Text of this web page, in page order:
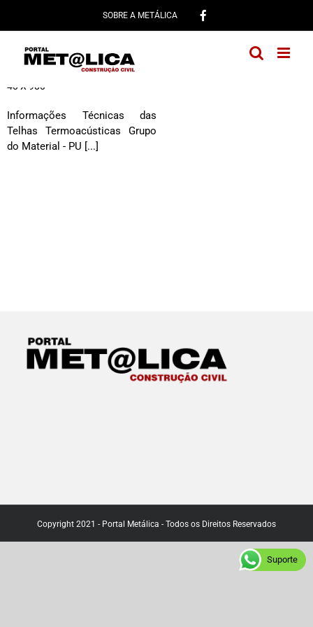
conteúdo
SOBRE A METÁLICA
Telhas Termoacústicas Trapézio
40 X 980
Informações Técnicas das
Telhas Termoacústicas Grupo
do Material - PU [...]
Copyright 2021 - Portal Metálica - Todos os Direitos Reservados
Suporte